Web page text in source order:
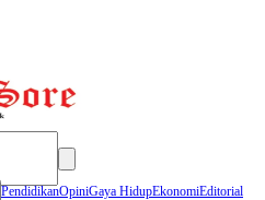
PendidikanOpiniGaya HidupEkonomiEditorial